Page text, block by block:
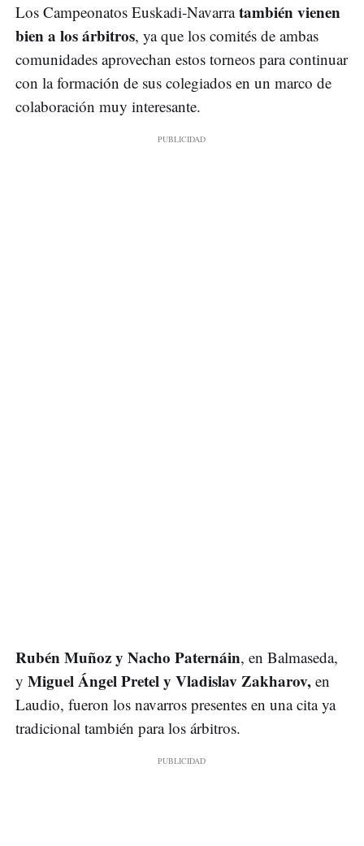
Los Campeonatos Euskadi-Navarratambién vienen
bien a los árbitros, ya que los comités de ambas
comunidades aprovechan estos torneos para continuar
con la formación de sus colegiados en un marco de
colaboración muy interesante.
Rubén Muñoz y Nacho Paternáin, en Balmaseda,
y Miguel Ángel Pretel y Vladislav Zakharov, en
Laudio, fueron los navarros presentes en una cita ya
tradicional también para los árbitros.